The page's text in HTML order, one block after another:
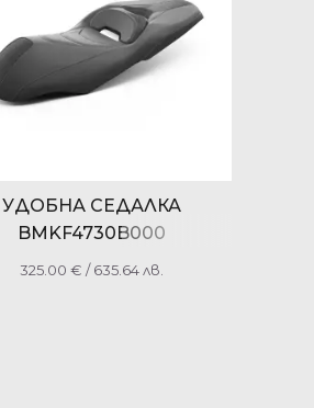
УДОБНА СЕДАЛКА
BMKF4730B000
325.00 € / 635.64 лв.